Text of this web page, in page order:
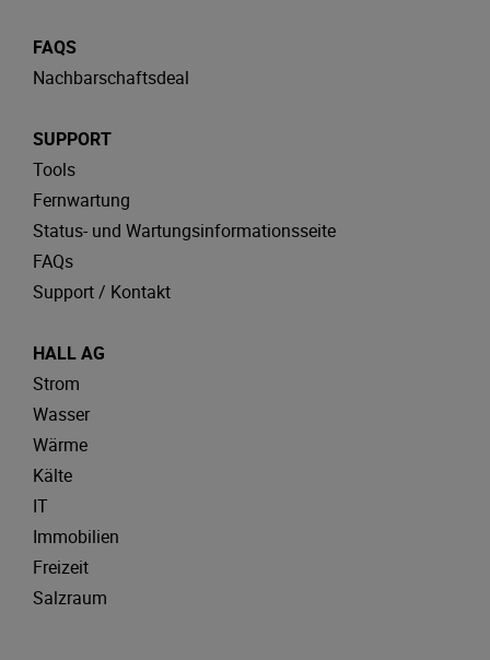
FAQS
Nachbarschaftsdeal
SUPPORT
Tools
Fernwartung
Status- und Wartungsinformationsseite
FAQs
Support / Kontakt
HALL AG
Strom
Wasser
Wärme
Kälte
IT
Immobilien
Freizeit
Salzraum